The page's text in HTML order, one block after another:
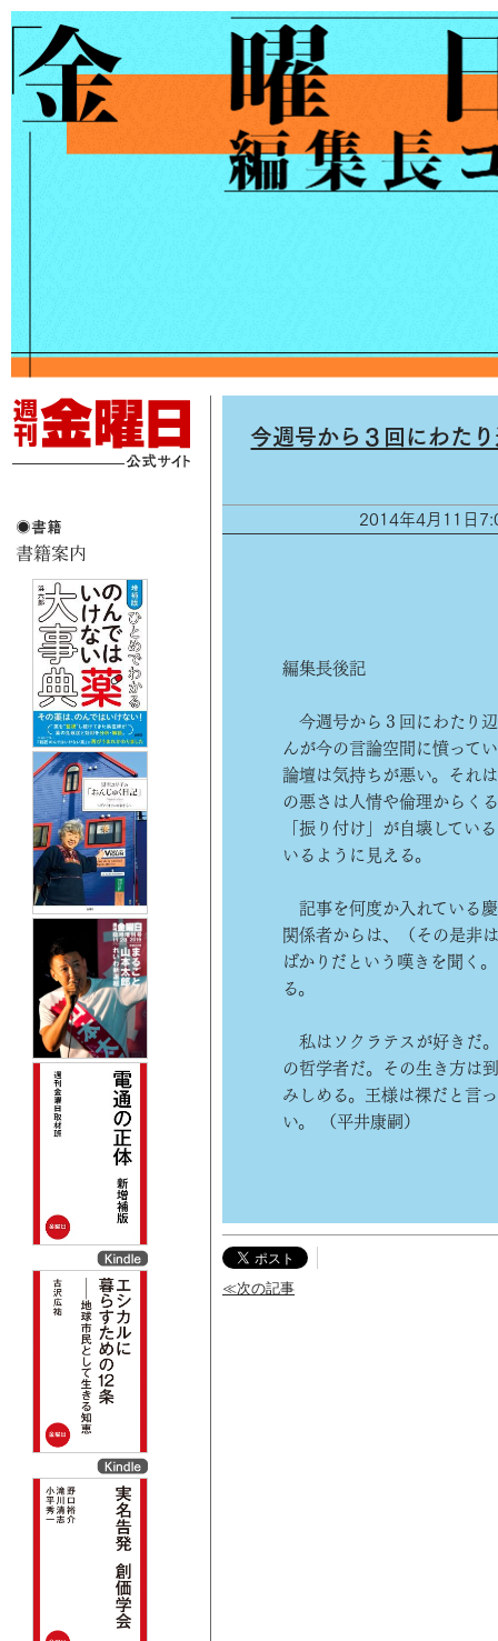
今週号から３回にわた
2014年4月11日
編集長後記
今週号から３回にわたり
んが今の言論空間に憤って
論壇は気持ちが悪い。それ
の悪さは人情や倫理からく
「振り付け」が自壊してい
いるように見える。
記事を何度か入れている
関係者からは、（その是非
ばかりだという嘆きを聞く
る。
私はソクラテスが好きだ
の哲学者だ。その生き方は
みしめる。王様は裸だと言
い。 （平井康嗣）
≪次の記事